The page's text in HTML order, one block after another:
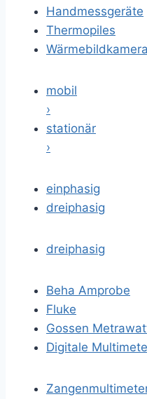
Handmessgeräte
Thermopiles
mobil
›
stationär
›
einphasig
dreiphasig
dreiphasig
Beha Amprobe
Fluke
Gossen
Digitale